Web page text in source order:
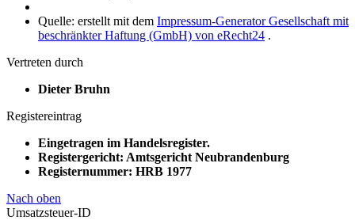
Quelle: erstellt mit dem Impressum-Generator Gesellschaft mit
beschränkter Haftung (GmbH) von eRecht24 .
Vertreten durch
Dieter Bruhn
Registereintrag
Eingetragen im Handelsregister.
Registergericht: Amtsgericht Neubrandenburg
Registernummer: HRB 1977
Nach oben
Umsatzsteuer-ID